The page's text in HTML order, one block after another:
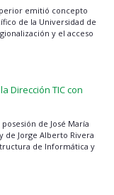
emitió concepto
de la Universidad de
y el acceso
Dirección TIC con
de José María
de Jorge Alberto Rivera
de Informática y